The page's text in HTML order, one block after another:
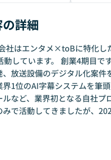
詳細
社はエンタメ×toBに特化し
動しています。 創業4期目
放送設備のデジタル化案件
界1位のAI字幕システムを筆
など、業界初となる自社プ
で活動してきましたが、